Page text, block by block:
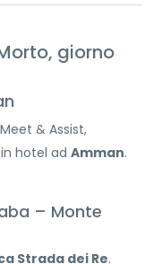
giorno
& Assist,
hotel ad Amman.
– Monte
Strada dei Re.